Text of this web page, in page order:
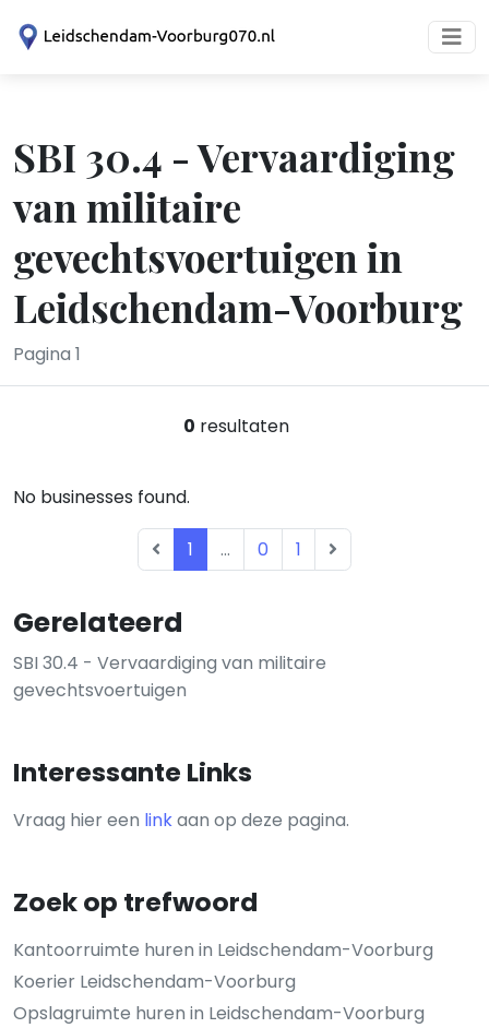
SBI 30.4 - Vervaardiging
van militaire
gevechtsvoertuigen in
Leidschendam-Voorburg
Pagina 1
Gerelateerd
SBI 30.4 - Vervaardiging van militaire
gevechtsvoertuigen
Interessante Links
Vraag hier een linkaan op deze pagina.
Zoek op trefwoord
Kantoorruimte huren in Leidschendam-Voorburg
Koerier Leidschendam-Voorburg
Opslagruimte huren in Leidschendam-Voorburg
0 resultaten
No businesses found.
1 ... 0 1